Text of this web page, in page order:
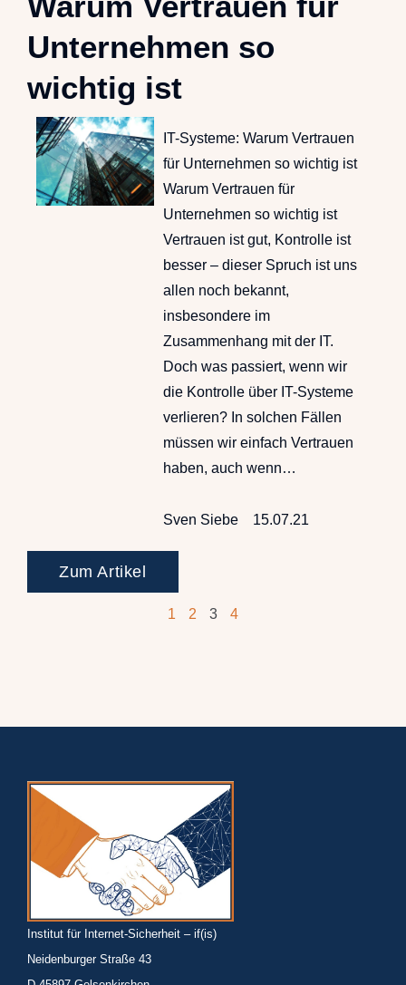
Unternehmen so
wichtig ist
IT-Systeme: Warum Vertrauen
für Unternehmen so wichtig ist
Warum Vertrauen für
Unternehmen so wichtig ist
Vertrauen ist gut, Kontrolle ist
besser – dieser Spruch ist uns
allen noch bekannt,
insbesondere im
Zusammenhang mit der IT.
Doch was passiert, wenn wir
die Kontrolle über IT-Systeme
verlieren? In solchen Fällen
müssen wir einfach Vertrauen
haben, auch wenn…
Sven Siebe 15.07.21
Zum Artikel
1 2 3 4
Institut für Internet-Sicherheit – if(is)
Neidenburger Straße 43